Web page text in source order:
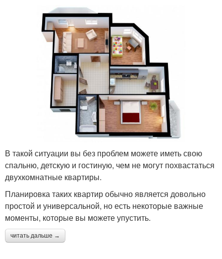
В такой ситуации вы без проблем можете иметь свою
спальню, детскую и гостиную, чем не могут похвастаться
двухкомнатные квартиры.
Планировка таких квартир обычно является довольно
простой и универсальной, но есть некоторые важные
моменты, которые вы можете упустить.
читать дальше →